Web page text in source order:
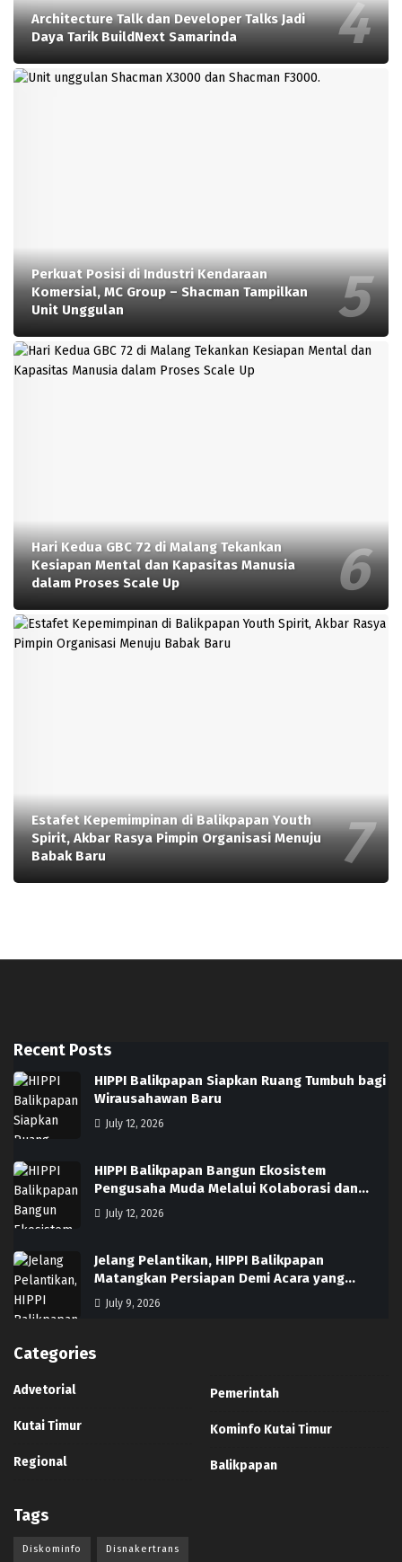
Architecture Talk dan Developer Talks Jadi
Daya Tarik BuildNext Samarinda
Perkuat Posisi di Industri Kendaraan
Komersial, MC Group – Shacman Tampilkan
Unit Unggulan
Hari Kedua GBC 72 di Malang Tekankan
Kesiapan Mental dan Kapasitas Manusia
dalam Proses Scale Up
Estafet Kepemimpinan di Balikpapan Youth
Spirit, Akbar Rasya Pimpin Organisasi Menuju
Babak Baru
Recent Posts
HIPPI Balikpapan Siapkan Ruang Tumbuh bagi
Wirausahawan Baru
July 12, 2026
HIPPI Balikpapan Bangun Ekosistem
Pengusaha Muda Melalui Kolaborasi dan…
July 12, 2026
Jelang Pelantikan, HIPPI Balikpapan
Matangkan Persiapan Demi Acara yang…
July 9, 2026
Categories
Advetorial
Kutai Timur
Regional
Pemerintah
Kominfo Kutai Timur
Balikpapan
Tags
Diskominfo Disnakertrans